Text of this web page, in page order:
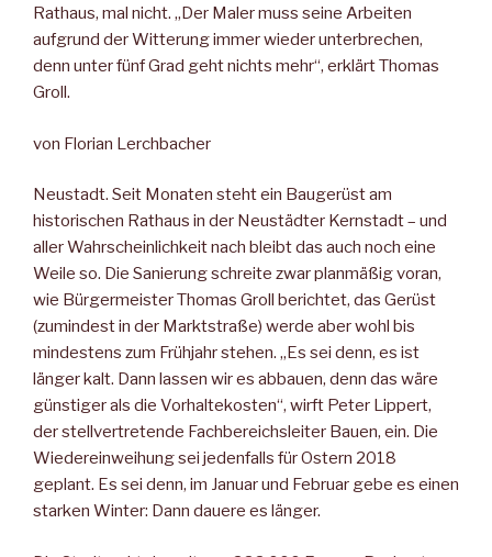
Rathaus, mal nicht. „Der Maler muss seine Arbeiten
aufgrund der Witterung immer wieder unterbrechen,
denn unter fünf Grad geht nichts mehr“, erklärt Thomas
Groll.
von Florian Lerchbacher
Neustadt. Seit Monaten steht ein Baugerüst am
historischen Rathaus in der Neustädter Kernstadt – und
aller Wahrscheinlichkeit nach bleibt das auch noch eine
Weile so. Die Sanierung schreite zwar planmäßig voran,
wie Bürgermeister Thomas Groll berichtet, das Gerüst
(zumindest in der Marktstraße) werde aber wohl bis
mindestens zum Frühjahr stehen. „Es sei denn, es ist
länger kalt. Dann lassen wir es abbauen, denn das wäre
günstiger als die Vorhaltekosten“, wirft Peter Lippert,
der stellvertretende Fachbereichsleiter Bauen, ein. Die
Wiedereinweihung sei jedenfalls für Ostern 2018
geplant. Es sei denn, im Januar und Februar gebe es einen
starken Winter: Dann dauere es länger.